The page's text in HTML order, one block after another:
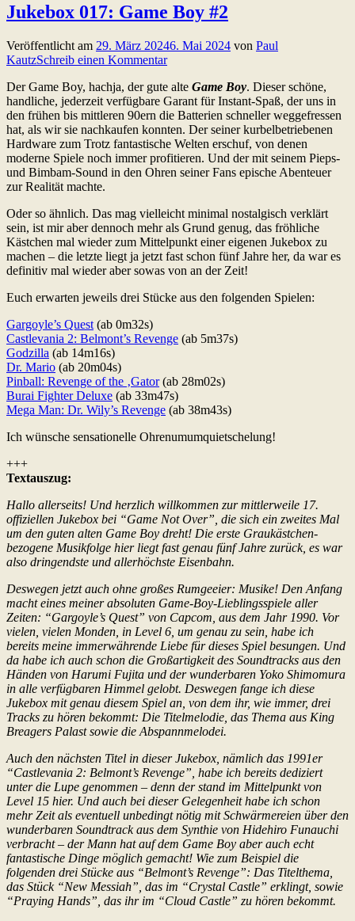
Jukebox 017: Game Boy #2
Veröffentlicht am 29. März 20246. Mai 2024 von Paul
KautzSchreib einen Kommentar
Der Game Boy, hachja, der gute alte Game Boy. Dieser schöne,
handliche, jederzeit verfügbare Garant für Instant-Spaß, der uns in
den frühen bis mittleren 90ern die Batterien schneller weggefressen
hat, als wir sie nachkaufen konnten. Der seiner kurbelbetriebenen
Hardware zum Trotz fantastische Welten erschuf, von denen
moderne Spiele noch immer profitieren. Und der mit seinem Pieps-
und Bimbam-Sound in den Ohren seiner Fans epische Abenteuer
zur Realität machte.
Oder so ähnlich. Das mag vielleicht minimal nostalgisch verklärt
sein, ist mir aber dennoch mehr als Grund genug, das fröhliche
Kästchen mal wieder zum Mittelpunkt einer eigenen Jukebox zu
machen – die letzte liegt ja jetzt fast schon fünf Jahre her, da war es
definitiv mal wieder aber sowas von an der Zeit!
Euch erwarten jeweils drei Stücke aus den folgenden Spielen:
Gargoyle’s Quest (ab 0m32s)
Castlevania 2: Belmont’s Revenge (ab 5m37s)
Godzilla (ab 14m16s)
Dr. Mario (ab 20m04s)
Pinball: Revenge of the ‚Gator(ab 28m02s)
Burai Fighter Deluxe (ab 33m47s)
Mega Man: Dr. Wily’s Revenge (ab 38m43s)
Ich wünsche sensationelle Ohrenumumquietschelung!
+++
Textauszug:
Hallo allerseits! Und herzlich willkommen zur mittlerweile 17.
offiziellen Jukebox bei “Game Not Over”, die sich ein zweites Mal
um den guten alten Game Boy dreht! Die erste Graukästchen-
bezogene Musikfolge hier liegt fast genau fünf Jahre zurück, es war
also dringendste und allerhöchste Eisenbahn.
Deswegen jetzt auch ohne großes Rumgeeier: Musike! Den Anfang
macht eines meiner absoluten Game-Boy-Lieblingsspiele aller
Zeiten: “Gargoyle’s Quest” von Capcom, aus dem Jahr 1990. Vor
vielen, vielen Monden, in Level 6, um genau zu sein, habe ich
bereits meine immerwährende Liebe für dieses Spiel besungen. Und
da habe ich auch schon die Großartigkeit des Soundtracks aus den
Händen von Harumi Fujita und der wunderbaren Yoko Shimomura
in alle verfügbaren Himmel gelobt. Deswegen fange ich diese
Jukebox mit genau diesem Spiel an, von dem ihr, wie immer, drei
Tracks zu hören bekommt: Die Titelmelodie, das Thema aus King
Breagers Palast sowie die Abspannmelodei.
Auch den nächsten Titel in dieser Jukebox, nämlich das 1991er
“Castlevania 2: Belmont’s Revenge”, habe ich bereits dediziert
unter die Lupe genommen – denn der stand im Mittelpunkt von
Level 15 hier. Und auch bei dieser Gelegenheit habe ich schon
mehr Zeit als eventuell unbedingt nötig mit Schwärmereien über den
wunderbaren Soundtrack aus dem Synthie von Hidehiro Funauchi
verbracht – der Mann hat auf dem Game Boy aber auch echt
fantastische Dinge möglich gemacht! Wie zum Beispiel die
folgenden drei Stücke aus “Belmont’s Revenge”: Das Titelthema,
das Stück “New Messiah”, das im “Crystal Castle” erklingt, sowie
“Praying Hands”, das ihr im “Cloud Castle” zu hören bekommt.